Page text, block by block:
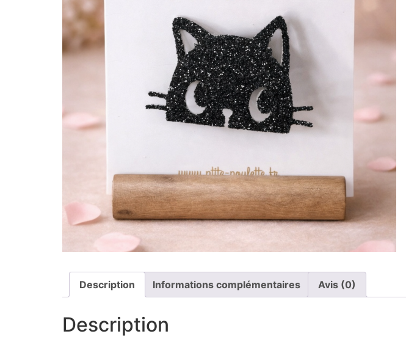
Description Informations complémentaires Avis (0)
Description